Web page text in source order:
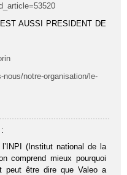
AUSSI PRESIDENT DE
notre-organisation/le-
:
(Institut national de la
comprend mieux pourquoi
peut être dire que Valeo a